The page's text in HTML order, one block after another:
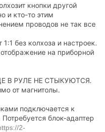
кнопки другой
и кто-то этим
проводов не так все
без колхоза и настроек.
на приборной
В РУЛЕ НЕ СТЫКУЮТСЯ.
от магнитолы.
подключается к
блок-адаптер
2-